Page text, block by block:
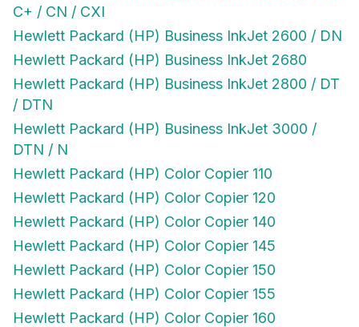
C+ / CN / CXI
Hewlett Packard (HP) Business InkJet 2600 / DN
Hewlett Packard (HP) Business InkJet 2680
Hewlett Packard (HP) Business InkJet 2800 / DT
/ DTN
Hewlett Packard (HP) Business InkJet 3000 /
DTN / N
Hewlett Packard (HP) Color Copier 110
Hewlett Packard (HP) Color Copier 120
Hewlett Packard (HP) Color Copier 140
Hewlett Packard (HP) Color Copier 145
Hewlett Packard (HP) Color Copier 150
Hewlett Packard (HP) Color Copier 155
Hewlett Packard (HP) Color Copier 160